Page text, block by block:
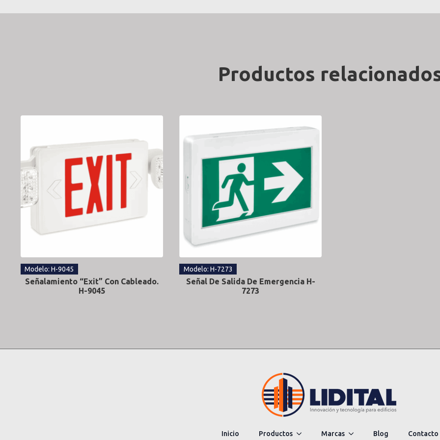
Productos
Modelo: H-9045
Señalamiento “Exit” Con Cableado.
H-9045
Modelo: H-7273
Señal De Salida De Emergencia H-
7273
Inicio Productos Marcas Blog Contacto